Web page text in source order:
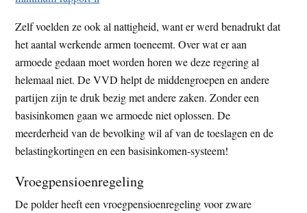
Zelf voelden ze ook al nattigheid, want er werd benadrukt dat
het aantal werkende armen toeneemt. Over wat er aan
armoede gedaan moet worden horen we deze regering al
helemaal niet. De VVD helpt de middengroepen en andere
partijen zijn te druk bezig met andere zaken. Zonder een
basisinkomen gaan we armoede niet oplossen. De
meerderheid van de bevolking wil af van de toeslagen en de
belastingkortingen en een basisinkomen-systeem!
Vroegpensioenregeling
De polder heeft een vroegpensioenregeling voor zware